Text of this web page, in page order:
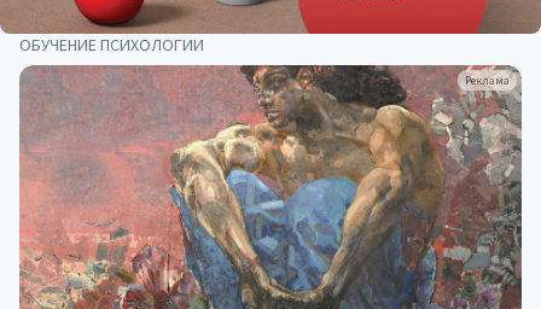
ОБУЧЕНИЕ ПСИХОЛОГИИ
Реклама